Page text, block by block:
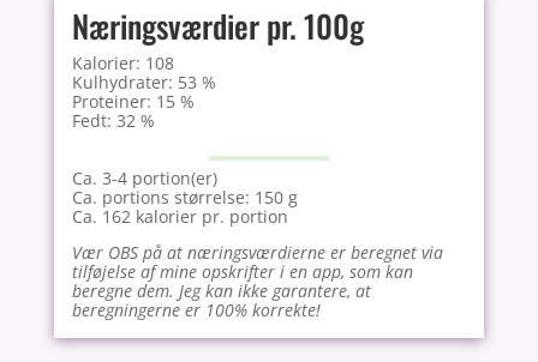
Næringsværdier pr. 100g
Kalorier: 108
Kulhydrater: 53 %
Proteiner: 15 %
Fedt: 32 %
Ca. 3-4 portion(er)
Ca. portions størrelse: 150 g
Ca. 162 kalorier pr. portion
Vær OBS på at næringsværdierne er beregnet via
tilføjelse af mine opskrifter i en app, som kan
beregne dem. Jeg kan ikke garantere, at
beregningerne er 100% korrekte!